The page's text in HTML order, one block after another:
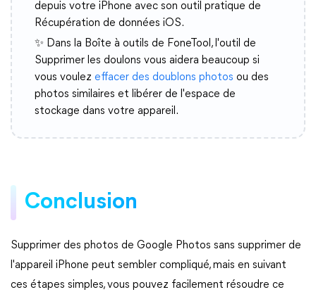
depuis votre iPhone avec son outil pratique de
Récupération de données iOS.
✨ Dans la Boîte à outils de FoneTool, l'outil de
Supprimer les doulons vous aidera beaucoup si
vous voulez effacer des doublons photos ou des
photos similaires et libérer de l'espace de
stockage dans votre appareil.
Conclusion
Supprimer des photos de Google Photos sans supprimer de
l'appareil iPhone peut sembler compliqué, mais en suivant
ces étapes simples, vous pouvez facilement résoudre ce